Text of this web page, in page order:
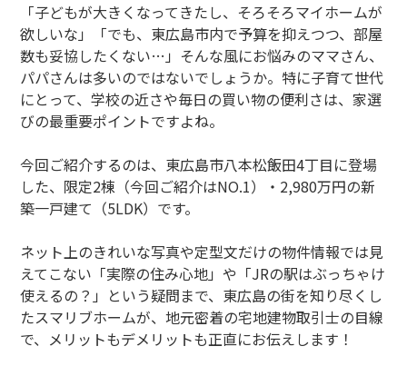
「子どもが大きくなってきたし、そろそろマイホームが
欲しいな」「でも、東広島市内で予算を抑えつつ、部屋
数も妥協したくない…」そんな風にお悩みのママさん、
パパさんは多いのではないでしょうか。特に子育て世代
にとって、学校の近さや毎日の買い物の便利さは、家選
びの最重要ポイントですよね。
今回ご紹介するのは、東広島市八本松飯田4丁目に登場
した、限定2棟（今回ご紹介はNO.1）・2,980万円の新
築一戸建て（5LDK）です。
ネット上のきれいな写真や定型文だけの物件情報では見
えてこない「実際の住み心地」や「JRの駅はぶっちゃけ
使えるの？」という疑問まで、東広島の街を知り尽くし
たスマリブホームが、地元密着の宅地建物取引士の目線
で、メリットもデメリットも正直にお伝えします！